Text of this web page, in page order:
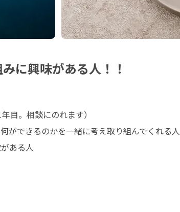
に興味がある人！！
目。相談にのれます）
ができるのかを一緒に考え取り組んでくれる人
ある人